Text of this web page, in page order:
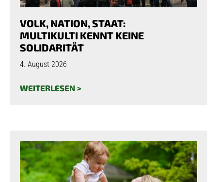
VOLK, NATION, STAAT:
MULTIKULTI KENNT KEINE
SOLIDARITÄT
4. August 2026
WEITERLESEN >